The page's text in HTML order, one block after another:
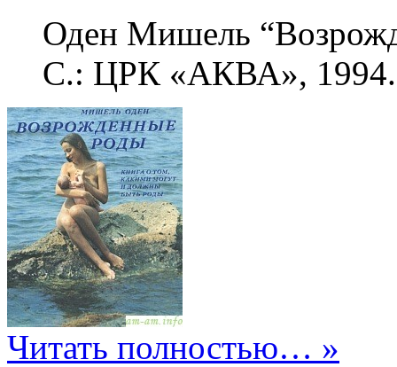
Оден Мишель
С.: ЦРК «АКВА»,
Читать полностью… »